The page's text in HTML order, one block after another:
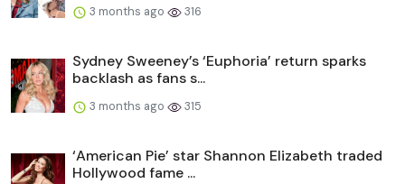
3 months ago 316
Sydney Sweeney’s ‘Euphoria’ return sparks
backlash as fans s...
3 months ago 315
‘American Pie’ star Shannon Elizabeth traded
Hollywood fame ...